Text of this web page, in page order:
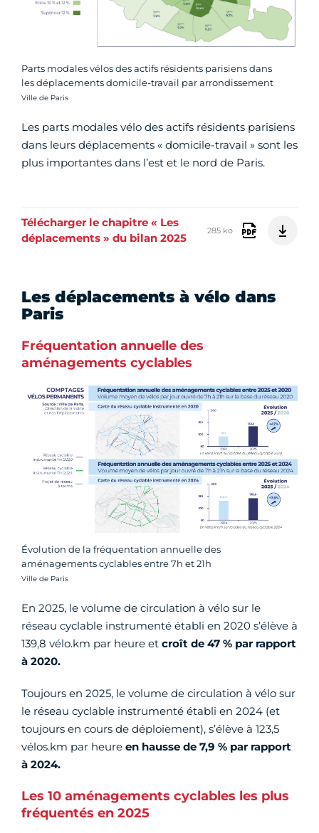
Parts modales vélos des actifs résidents parisiens dans
les déplacements domicile-travail par arrondissement
Crédit photo :
Ville de Paris
Les parts modales vélo des actifs résidents parisiens
dans leurs déplacements « domicile-travail » sont les
plus importantes dans l’est et le nord de Paris.
Télécharger le chapitre « Les
déplacements » du bilan 2025
285 ko
Les déplacements à vélo dans
Paris
Fréquentation annuelle des
aménagements cyclables
Évolution de la fréquentation annuelle des
aménagements cyclables entre 7h et 21h
Crédit photo :
Ville de Paris
En 2025, le volume de circulation à vélo sur le
réseau cyclable instrumenté établi en 2020 s’élève à
139,8 vélo.km par heure et croît de 47 % par rapport
à 2020.
Toujours en 2025, le volume de circulation à vélo sur
le réseau cyclable instrumenté établi en 2024 (et
toujours en cours de déploiement), s’élève à 123,5
vélos.km par heure en hausse de 7,9 % par rapport
à 2024.
Les 10 aménagements cyclables les plus
fréquentés en 2025